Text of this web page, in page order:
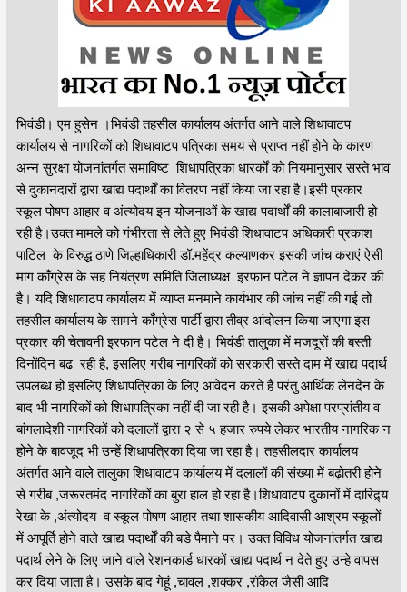
भिवंडी। एम हुसेन ।भिवंडी तहसील कार्यालय अंतर्गत आने वाले शिधावाटप
कार्यालय से नागरिकों को शिधावाटप पत्रिका समय से प्राप्त नहीं होने के कारण
अन्न सुरक्षा योजनांतर्गत समाविष्ट शिधापत्रिका धारर्कों को नियमानुसार सस्ते भाव
से दुकानदारों द्वारा खाद्य पदार्थों का वितरण नहीं किया जा रहा है।इसी प्रकार
स्कूल पोषण आहार व अंत्योदय इन योजनाओं के खाद्य पदार्थों की कालाबाजारी हो
रही है।उक्त मामले को गंभीरता से लेते हुए भिवंडी शिधावाटप अधिकारी प्रकाश
पाटिल के विरुद्ध ठाणे जिल्हाधिकारी डॉ.महेंद्र कल्याणकर इसकी जांच कराएं ऐसी
मांग कॉंग्रेस के सह नियंत्रण समिति जिलाध्यक्ष इरफान पटेल ने ज्ञापन देकर की
है। यदि शिधावाटप कार्यालय में व्याप्त मनमाने कार्यभार की जांच नहीं की गई तो
तहसील कार्यालय के सामने काँग्रेस पार्टी द्वारा तीव्र आंदोलन किया जाएगा इस
प्रकार की चेतावनी इरफान पटेल ने दी है। भिवंडी तालुुका में मजदूरों की बस्ती
दिनोंदिन बढ रही है, इसलिए गरीब नागरिकों को सरकारी सस्ते दाम में खाद्य पदार्थ
उपलब्ध हो इसलिए शिधापत्रिका के लिए आवेदन करते हैं परंतु आर्थिक लेनदेन के
बाद भी नागरिकों को शिधापत्रिका नहीं दी जा रही है। इसकी अपेक्षा परप्रांतीय व
बांगलादेशी नागरिकों को दलालों द्वारा २ से ५ हजार रुपये लेकर भारतीय नागरिक न
होने के बावजूद भी उन्हें शिधापत्रिका दिया जा रहा है। तहसीलदार कार्यालय
अंतर्गत आने वाले तालुका शिधावाटप कार्यालय में दलालों की संख्या में बढ़ोतरी होने
से गरीब ,जरूरतमंद नागरिकों का बुरा हाल हो रहा है।शिधावाटप दुकानों में दारिद्र्य
रेखा के ,अंत्योदय व स्कूल पोषण आहार तथा शासकीय आदिवासी आश्रम स्कूलों
में आपूर्ति होने वाले खाद्य पदार्थों की बडे पैमाने पर। उक्त विविध योजनांतर्गत खाद्य
पदार्थ लेने के लिए जाने वाले रेशनकार्ड धारकों खाद्य पदार्थ न देते हुए उन्हे वापस
कर दिया जाता है। उसके बाद गेहूं ,चावल ,शक्कर ,रॉकेल जैसी आदि